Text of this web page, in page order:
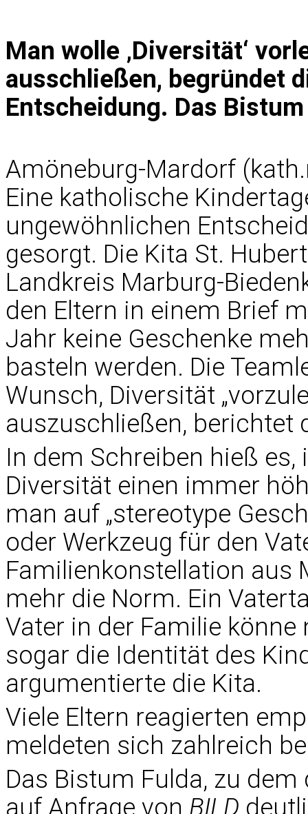
Man wolle ‚Diversität‘
ausschließen, begründet
Entscheidung. Das
Amöneburg-Mardorf
Eine katholische
ungewöhnlichen
gesorgt. Die Kita St.
Landkreis Marburg-
den Eltern in einem Brief
Jahr keine Geschenke
basteln werden. Die
Wunsch, Diversität
auszuschließen, berichtet
In dem Schreiben hieß
Diversität einen immer
man auf „stereotype
oder Werkzeug für den
Familienkonstellation aus
mehr die Norm. Ein
Vater in der Familie
sogar die Identität des
argumentierte die Kita.
Viele Eltern reagierten
meldeten sich zahlreich
Das Bistum Fulda, zu
auf Anfrage von BILD